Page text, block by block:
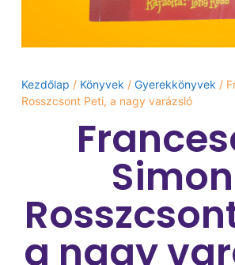
Kezdőlap / Könyvek / Gyerekkönyvek /
Rosszcsont Peti, a nagy varázsló
a nagy